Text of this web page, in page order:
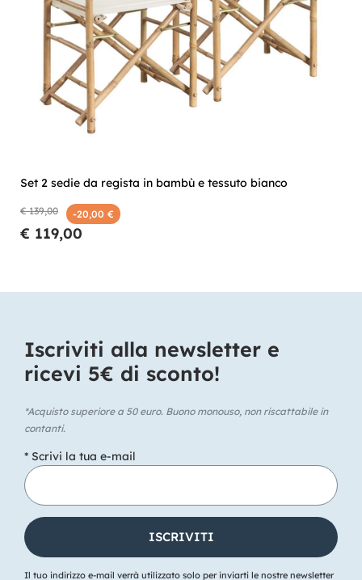
Set 2 sedie da regista in bambù e tessuto bianco
€ 139,00 -20,00 €
€ 119,00
Iscriviti alla newsletter e
ricevi 5€ di sconto!​
*Acquisto superiore a 50 euro. Buono monouso, non riscattabile in
contanti.
* Scrivi la tua e-mail
Il tuo indirizzo e-mail verrà utilizzato solo per inviarti le nostre newsletter